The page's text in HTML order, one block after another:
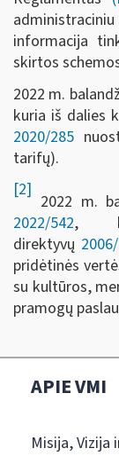
informacija
skirtos
2022 m.
kuria iš dalies
2020/285
tarifų).
[2]
2022 m.
2022/542,
direktyvų
pridėtinės
su kultūros,
pramogų
APIE VMI
Misija, Vizija